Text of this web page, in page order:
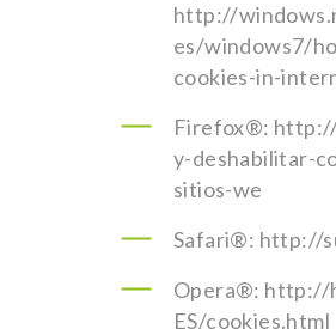
http://
es/windows7/
cookies-in-
Firefox®:
y-deshabilitar-
sitios-we
Safari®: http://
Opera®: http://
ES/cookies.html